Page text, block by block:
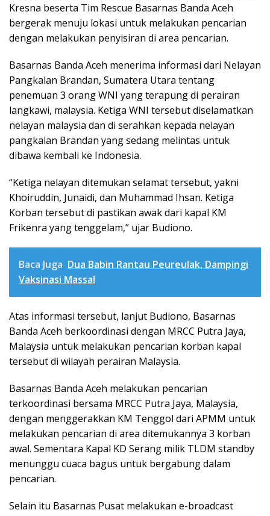
Kresna beserta Tim Rescue Basarnas Banda Aceh
bergerak menuju lokasi untuk melakukan pencarian
dengan melakukan penyisiran di area pencarian.
Basarnas Banda Aceh menerima informasi dari Nelayan
Pangkalan Brandan, Sumatera Utara tentang
penemuan 3 orang WNI yang terapung di perairan
langkawi, malaysia. Ketiga WNI tersebut diselamatkan
nelayan malaysia dan di serahkan kepada nelayan
pangkalan Brandan yang sedang melintas untuk
dibawa kembali ke Indonesia.
“Ketiga nelayan ditemukan selamat tersebut, yakni
Khoiruddin, Junaidi, dan Muhammad Ihsan. Ketiga
Korban tersebut di pastikan awak dari kapal KM
Frikenra yang tenggelam,” ujar Budiono.
Baca Juga Dua Babin Rantau Peureulak, Dampingi
Vaksinasi Massal
Atas informasi tersebut, lanjut Budiono, Basarnas
Banda Aceh berkoordinasi dengan MRCC Putra Jaya,
Malaysia untuk melakukan pencarian korban kapal
tersebut di wilayah perairan Malaysia.
Basarnas Banda Aceh melakukan pencarian
terkoordinasi bersama MRCC Putra Jaya, Malaysia,
dengan menggerakkan KM Tenggol dari APMM untuk
melakukan pencarian di area ditemukannya 3 korban
awal. Sementara Kapal KD Serang milik TLDM standby
menunggu cuaca bagus untuk bergabung dalam
pencarian.
Selain itu Basarnas Pusat melakukan e-broadcast